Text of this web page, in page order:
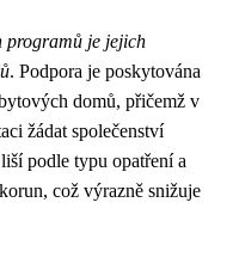
programů je jejich
. Podpora je poskytována
domů, přičemž v
žádat společenství
podle typu opatření a
což výrazně snižuje